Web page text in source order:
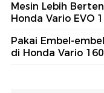
Mesin Lebih
Honda Vario EVO
Pakai Embel-
di Honda Vario